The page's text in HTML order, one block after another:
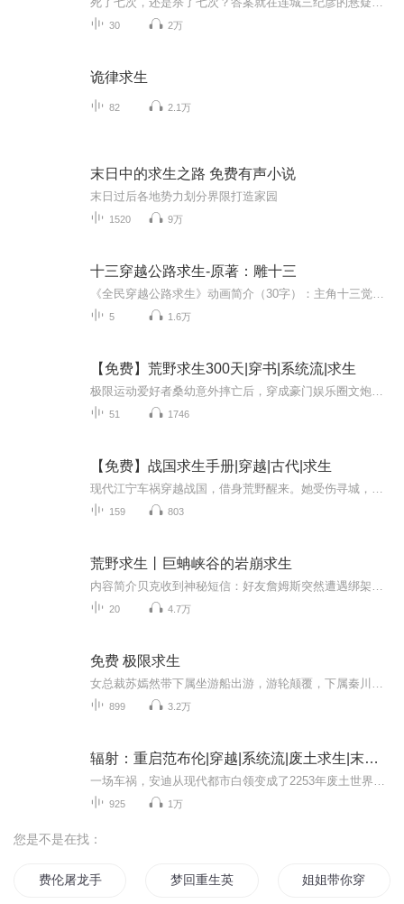
30 2万
诡律求生
82 2.1万
末日中的求生之路 免费有声小说
末日过后各地势力划分界限打造家园
1520 9万
十三穿越公路求生-原著：雕十三
5 1.6万
【免费】荒野求生300天|穿书|系统流|求生
51 1746
【免费】战国求生手册|穿越|古代|求生
159 803
荒野求生丨巨蚺峡谷的岩崩求生
20 4.7万
免费 极限求生
899 3.2万
辐射：重启范布伦|穿越|系统流|废土求生|末日求生|科幻
925 1万
您是不是在找：
费伦屠龙手册 梦回重生英伦 姐姐带你穿费伦